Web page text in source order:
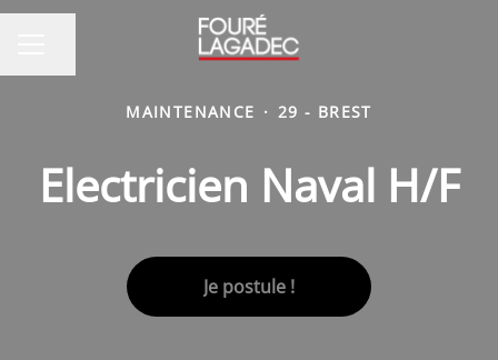
MAINTENANCE · 29 - BREST
Electricien Naval H/F
Je postule !